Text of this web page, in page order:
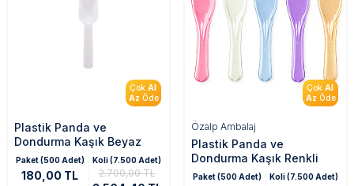
Çok Al
Az Öde
Plastik Panda ve
Dondurma Kaşık Beyaz
Paket (500 Adet)
180,00 TL
Koli (7.500 Adet)
2.700,00 TL
Çok Al
Az Öde
Özalp Ambalaj
Plastik Panda ve
Dondurma Kaşık Renkli
Paket (500 Adet) Koli (7.500 Adet)